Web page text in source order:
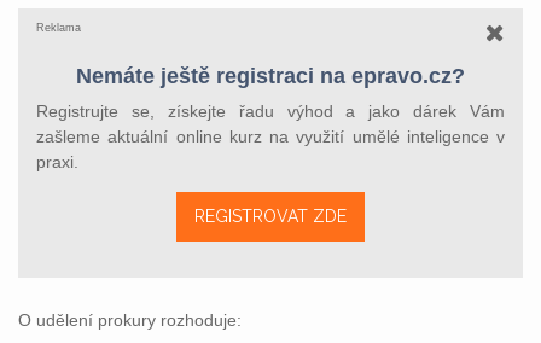
Reklama
Nemáte ještě registraci na epravo.cz?
Registrujte se, získejte řadu výhod a jako dárek Vám
zašleme aktuální online kurz na využití umělé inteligence v
praxi.
REGISTROVAT ZDE
O udělení prokury rozhoduje: